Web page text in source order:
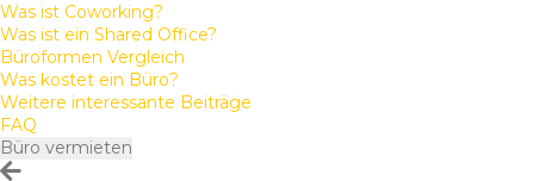
Was ist Coworking?
Was ist ein Shared Office?
Büroformen Vergleich
Was kostet ein Büro?
Weitere interessante Beiträge
FAQ
Büro vermieten